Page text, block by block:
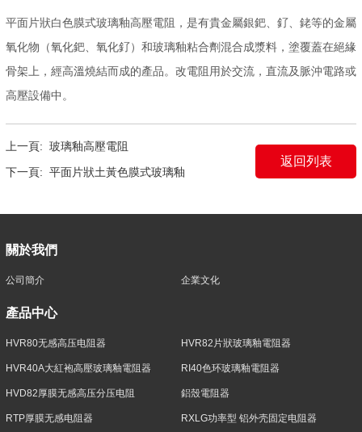
平面片狀白色膜式玻璃釉高壓電阻，是有貴金屬銀鈀、釕、銠等的金屬
氧化物（氧化鈀、氧化釕）和玻璃釉粘合劑混合成漿料，塗覆蓋在絕緣
骨架上，經高溫燒結而成的產品。改電阻用於交流，直流及脈沖電路或
高壓設備中。
返回列表
上一頁: 玻璃釉高壓電阻
下一頁: 平面片狀土黃色膜式玻璃釉
關於我們
公司簡介 企業文化
產品中心
HVR80无感高压电阻器 HVR82片狀玻璃釉電阻器
HVR40A大紅袍高壓玻璃釉電阻器 RI40色环玻璃釉電阻器
HVD82厚膜无感高压分压电阻 鋁殼電阻器
RTP厚膜无感电阻器 RXLG功率型 铝外壳固定电阻器